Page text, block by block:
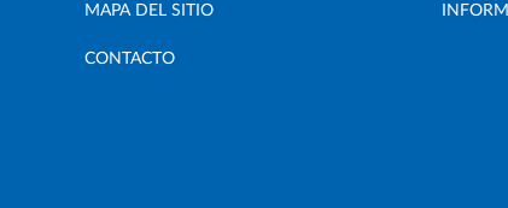
MAPA DEL SITIO
CONTACTO